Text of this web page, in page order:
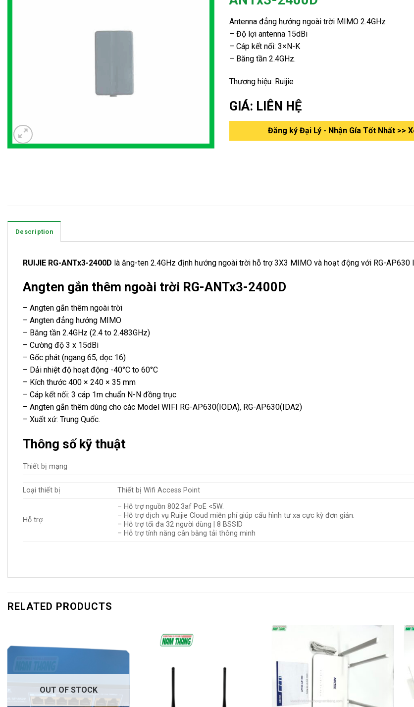
Antenna đẳng hướng ngoài trời MIMO 2.4GHz
– Độ lợi antenna 15dBi
– Cáp kết nối: 3×N­-K
– Băng tần 2.4GHz.
Thương hiệu: Ruijie
GIÁ: LIÊN HỆ
Đăng ký Đại Lý - Nhận Gía Tốt Nhất >>
Description
RUIJIE RG-ANTx3-2400D là ăng-ten 2.4GHz định hướng ngoài trời hỗ trợ 3X3 MIMO và hoạt động với RG-AP630
Angten gắn thêm ngoài trời RG-ANTx3-2400D
– Angten gắn thêm ngoài trời
– Angten đẳng hướng MIMO
– Băng tần 2.4GHz (2.4 to 2.483GHz)
– Cường độ 3 x 15dBi
– Gốc phát (ngang 65, dọc 16)
– Dải nhiệt độ hoạt động -40°C to 60°C
– Kích thước 400 × 240 × 35 mm
– Cáp kết nối: 3 cáp 1m chuẩn N-N đồng trục
– Angten gắn thêm dùng cho các Model WIFI RG-AP630(IODA), RG-AP630(IDA2)
– Xuất xứ: Trung Quốc.
Thông số kỹ thuật
Thiết bị mạng
Loại thiết bị Thiết bị Wifi Access Point
Hỗ trợ
– Hỗ trợ nguồn 802.3af PoE <5W.
– Hỗ trợ dịch vụ Ruijie Cloud miễn phí giúp cấu hình tư xa cực kỳ đơn giản.
– Hỗ trợ tối đa 32 người dùng | 8 BSSID
– Hỗ trợ tính năng cân bằng tải thông minh
RELATED PRODUCTS
OUT OF STOCK